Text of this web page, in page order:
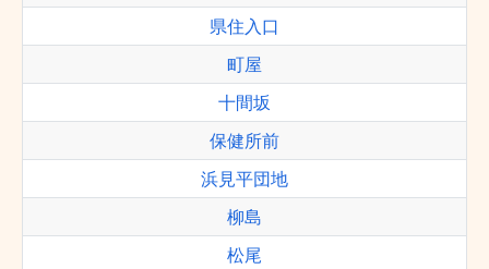
県住入口
町屋
十間坂
保健所前
浜見平団地
柳島
松尾